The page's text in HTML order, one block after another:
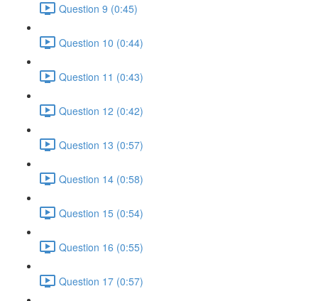
Question 9 (0:45)
Question 10 (0:44)
Question 11 (0:43)
Question 12 (0:42)
Question 13 (0:57)
Question 14 (0:58)
Question 15 (0:54)
Question 16 (0:55)
Question 17 (0:57)